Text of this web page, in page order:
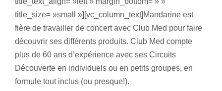
Boutique
Exclusivité SXM
title_size= »small »][vc_column_text]Mandarine est
fière de travailler de concert avec Club Med pour faire
découvrir ses différents produits. Club Med compte
plus de 60 ans d’expérience avec ses Circuits
Découverte en individuels ou en petits groupes, en
formule tout inclus (ou presque!).